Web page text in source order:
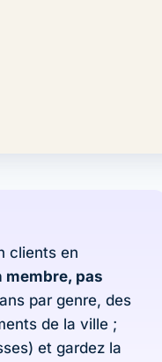
clients en
membre, pas
par genre, des
de la ville ;
et gardez la